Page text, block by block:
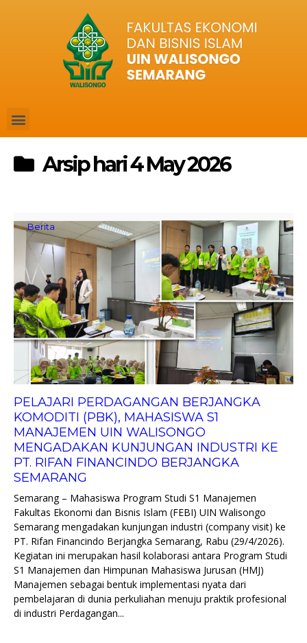
Arsip hari 4 May 2026
Berita
PELAJARI PERDAGANGAN BERJANGKA
KOMODITI (PBK), MAHASISWA S1
MANAJEMEN UIN WALISONGO
MENGADAKAN KUNJUNGAN INDUSTRI KE
PT. RIFAN FINANCINDO BERJANGKA
SEMARANG
Semarang – Mahasiswa Program Studi S1 Manajemen
Fakultas Ekonomi dan Bisnis Islam (FEBI) UIN Walisongo
Semarang mengadakan kunjungan industri (company visit) ke
PT. Rifan Financindo Berjangka Semarang, Rabu (29/4/2026).
Kegiatan ini merupakan hasil kolaborasi antara Program Studi
S1 Manajemen dan Himpunan Mahasiswa Jurusan (HMJ)
Manajemen sebagai bentuk implementasi nyata dari
pembelajaran di dunia perkuliahan menuju praktik profesional
di industri Perdagangan...